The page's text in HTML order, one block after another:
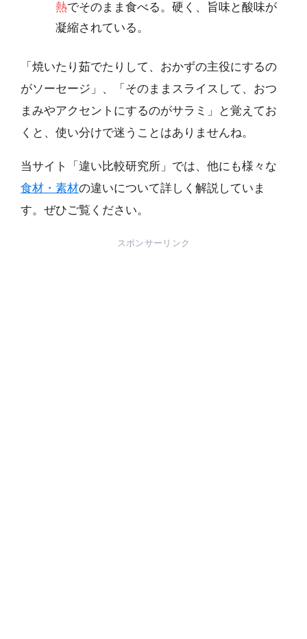
熱でそのまま食べる。硬く、旨味と酸味が
凝縮されている。
「焼いたり茹でたりして、おかずの主役にするの
がソーセージ」、「そのままスライスして、おつ
まみやアクセントにするのがサラミ」と覚えてお
くと、使い分けで迷うことはありませんね。
当サイト「違い比較研究所」では、他にも様々な
食材・素材の違いについて詳しく解説していま
す。ぜひご覧ください。
スポンサーリンク